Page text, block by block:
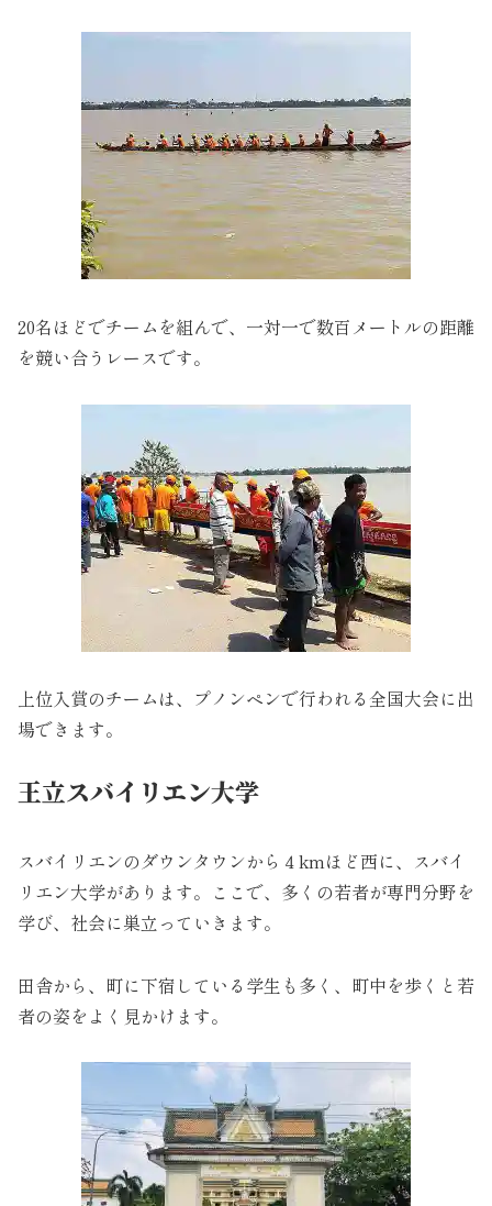
20名ほどでチームを組んで、一対一で数百メートルの距離
を競い合うレースです。
上位入賞のチームは、プノンペンで行われる全国大会に出
場できます。
王立スバイリエン大学
スバイリエンのダウンタウンから４kmほど西に、スバイ
リエン大学があります。ここで、多くの若者が専門分野を
学び、社会に巣立っていきます。
田舎から、町に下宿している学生も多く、町中を歩くと若
者の姿をよく見かけます。